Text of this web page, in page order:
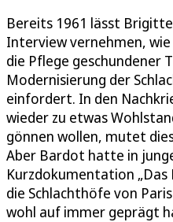
Bereits 1961 lässt
Interview vernehmen,
die Pflege geschundener
Modernisierung der
einfordert. In den
wieder zu etwas
gönnen wollen, mutet
Aber Bardot hatte in
Kurzdokumentation „Das
die Schlachthöfe von
wohl auf immer geprägt